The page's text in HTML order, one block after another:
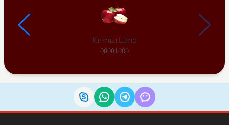
Kırmızı Elma
08081000